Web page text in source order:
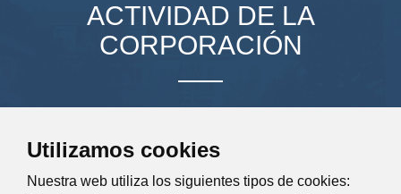
Utilizamos cookies
Nuestra web utiliza los siguientes tipos de cookies:
ACTIVIDAD DE LA
CORPORACIÓN